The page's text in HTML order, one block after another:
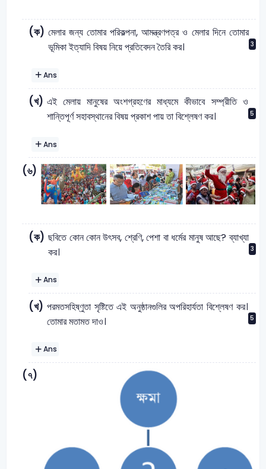
(ক) মেলার জন্য তোমার পরিকল্পনা, আমন্ত্রণপত্র ও মেলার দিনে তোমার
ভূমিকা ইত্যাদি বিষয় নিয়ে প্রতিবেদন তৈরি কর।
3
Ans
(খ) এই মেলায় মানুষের অংশগ্রহণের মাধ্যমে কীভাবে সম্প্রীতি ও
শান্তিপূর্ণ সহাবস্থানের বিষয় প্রকাশ পায় তা বিশ্লেষণ কর।
5
Ans
(৬)
(ক) ছবিতে কোন কোন উৎসব, শ্রেণি, পেশা বা ধর্মের মানুষ আছে? ব্যাখ্যা
কর।
3
Ans
(খ) পরমতসহিষ্ণুতা সৃষ্টিতে এই অনুষ্ঠানগুলির অপরিহার্যতা বিশ্লেষণ কর।
তোমার মতামত দাও।
5
Ans
(৭)